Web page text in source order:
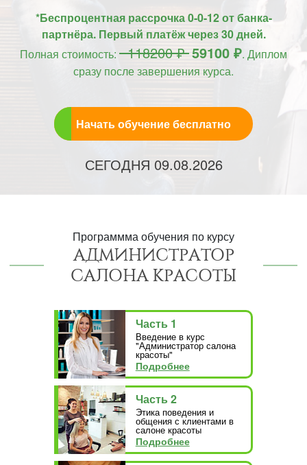
*Беспроцентная рассрочка 0-0-12 от банка-
партнёра. Первый платёж через 30 дней.
Полная стоимость: 118200 ₽59100 ₽. Диплом
сразу после завершения курса.
Начать обучение бесплатно
СЕГОДНЯ 09.08.2026
Программма обучения по курсу
АДМИНИСТРАТОР
САЛОНА КРАСОТЫ
Часть 1
Введение в курс
"Администратор салона
красоты"
Подробнее
Часть 2
Этика поведения и
общения с клиентами в
салоне красоты
Подробнее